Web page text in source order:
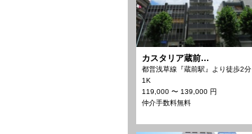
カスタリア蔵前…
都営浅草線『蔵前駅』より徒歩2分
1K
119,000 〜 139,000 円
仲介手数料無料